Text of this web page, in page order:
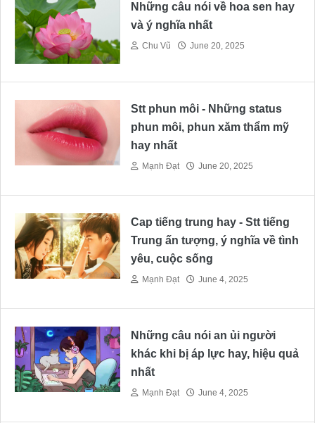
Những câu nói về hoa sen hay
và ý nghĩa nhất
Chu Vũ June 20, 2025
Stt phun môi - Những status
phun môi, phun xăm thẩm mỹ
hay nhất
Mạnh Đạt June 20, 2025
Cap tiếng trung hay - Stt tiếng
Trung ấn tượng, ý nghĩa về tình
yêu, cuộc sống
Mạnh Đạt June 4, 2025
Những câu nói an ủi người
khác khi bị áp lực hay, hiệu quả
nhất
Mạnh Đạt June 4, 2025